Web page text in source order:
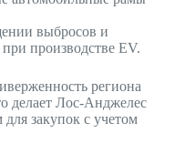
выбросов и
производстве EV.
региона
делает Лос-Анджелес
закупок с учетом